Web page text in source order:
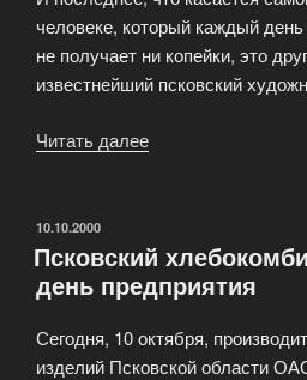
человеке, который каждый
не получает ни копейки, это
известнейший псковский
Читать далее
«Новости
Пскова»»
ОПУБЛИКОВАНО
10.10.2000
Псковский
день предприятия
Сегодня, 10 октября,
изделий Псковской области